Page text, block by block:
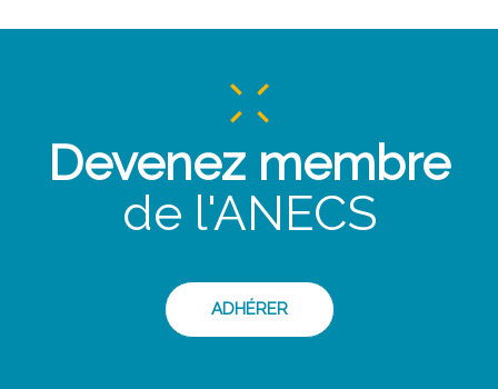
Devenez membre
de l'ANECS
ADHÉRER